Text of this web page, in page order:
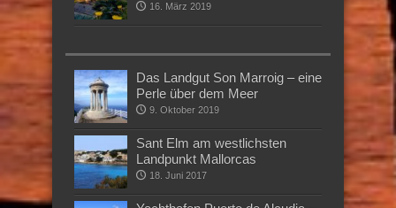
16. März 2019
Das Landgut Son Marroig – eine
Perle über dem Meer
9. Oktober 2019
Sant Elm am westlichsten
Landpunkt Mallorcas
18. Juni 2017